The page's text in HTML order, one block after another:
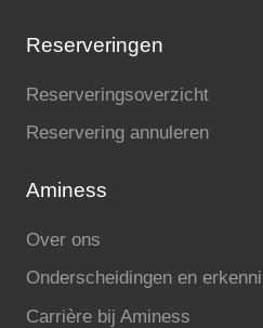
Reserveringen
Reserveringsoverzicht
Reservering annuleren
Aminess
Over ons
Onderscheidingen en
Carrière bij Aminess